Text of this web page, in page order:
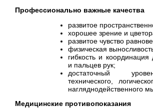
Профессионально важные качества
развитое
хорошее зрение и
развитое чувство
физическая
гибкость и координация
и пальцев рук;
достаточный
технического,
нагляднодейственного
Медицинские противопоказания